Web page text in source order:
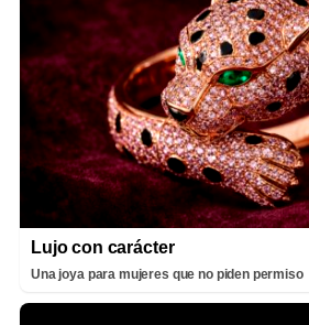
Lujo con carácter
Una joya para mujeres que no piden permiso